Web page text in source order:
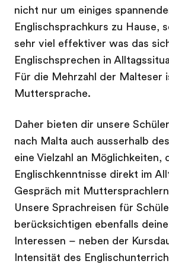
nicht nur um einiges
Englischsprachkurs zu Hause,
sehr viel effektiver was das
Englischsprechen in
Für die Mehrzahl der Malteser
Muttersprache.
Daher bieten dir unsere
nach Malta auch ausserhalb
eine Vielzahl an Möglichkeiten,
Englischkenntnisse direkt im
Gespräch mit
Unsere Sprachreisen für
berücksichtigen ebenfalls
Interessen – neben der
Intensität des